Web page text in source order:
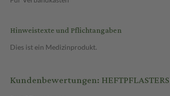
Hinweistexte und Pflichtangaben
Dies ist ein Medizinprodukt.
Kundenbewertungen: